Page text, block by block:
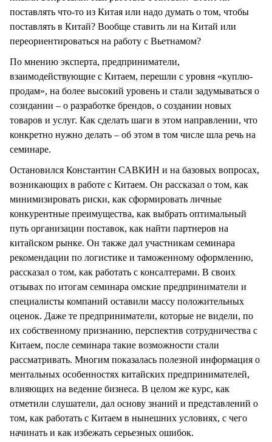
поставлять что-то из Китая или надо думать о том, чтобы
поставлять в Китай? Вообще ставить ли на Китай или
переориентироваться на работу с Вьетнамом?
По мнению эксперта, предприниматели,
взаимодействующие с Китаем, перешли с уровня «куплю-
продам», на более высокий уровень и стали задумываться о
созидании – о разработке брендов, о создании новых
товаров и услуг. Как сделать шаги в этом направлении, что
конкретно нужно делать – об этом в том числе шла речь на
семинаре.
Остановился Константин САВКИН и на базовых вопросах,
возникающих в работе с Китаем. Он рассказал о том, как
минимизировать риски, как сформировать личные
конкурентные преимущества, как выбрать оптимальный
путь организации поставок, как найти партнеров на
китайском рынке. Он также дал участникам семинара
рекомендации по логистике и таможенному оформлению,
рассказал о том, как работать с консалтерами. В своих
отзывах по итогам семинара омские предприниматели и
специалисты компаний оставили массу положительных
оценок. Даже те предприниматели, которые не видели, по
их собственному признанию, перспектив сотрудничества с
Китаем, после семинара такие возможности стали
рассматривать. Многим показалась полезной информация о
ментальных особенностях китайских предпринимателей,
влияющих на ведение бизнеса. В целом же курс, как
отметили слушатели, дал основу знаний и представлений о
том, как работать с Китаем в нынешних условиях, с чего
начинать и как избежать серьезных ошибок.